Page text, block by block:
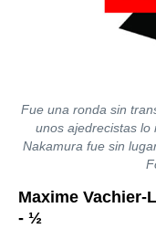
Fue una ronda sin
unos ajedrecistas lo
Nakamura fue sin
Maxime Vachier-
- ½